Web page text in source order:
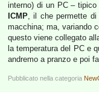
interno) di un PC –
ICMP, il che permette
macchina; ma, variando
questo viene collegato
la temperatura del PC e
andremo a pranzo e poi
Pubblicato nella categoria